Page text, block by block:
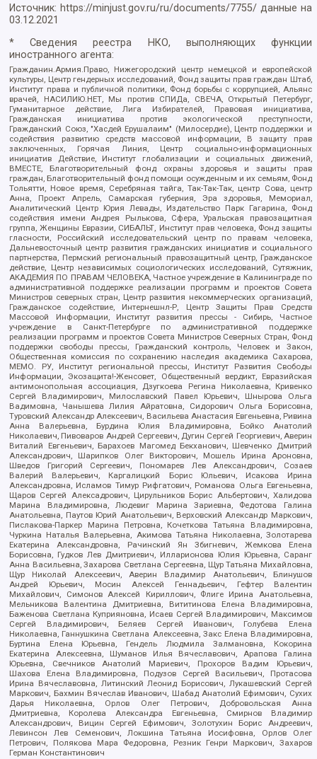
Источник: https://minjust.gov.ru/ru/documents/7755/ данные на
03.12.2021
* Сведения реестра НКО, выполняющих функции
иностранного агента:
Гражданин.Армия.Право, Нижегородский центр немецкой и европейской
культуры, Центр гендерных исследований, Фонд защиты прав граждан Штаб,
Институт права и публичной политики, Фонд борьбы с коррупцией, Альянс
врачей, НАСИЛИЮ.НЕТ, Мы против СПИДа, СВЕЧА, Открытый Петербург,
Гуманитарное действие, Лига Избирателей, Правовая инициатива,
Гражданская инициатива против экологической преступности,
Гражданский Союз, "Хасдей Ерушалаим" (Милосердие), Центр поддержки и
содействия развитию средств массовой информации, В защиту прав
заключенных, Горячая Линия, Центр социально-информационных
инициатив Действие, Институт глобализации и социальных движений,
ВМЕСТЕ, Благотворительный фонд охраны здоровья и защиты прав
граждан, Благотворительный фонд помощи осужденным и их семьям, Фонд
Тольятти, Новое время, Серебряная тайга, Так-Так-Так, центр Сова, центр
Анна, Проект Апрель, Самарская губерния, Эра здоровья, Мемориал,
Аналитический Центр Юрия Левады, Издательство Парк Гагарина, Фонд
содействия имени Андрея Рылькова, Сфера, Уральская правозащитная
группа, Женщины Евразии, СИБАЛЬТ, Институт прав человека, Фонд защиты
гласности, Российский исследовательский центр по правам человека,
Дальневосточный центр развития гражданских инициатив и социального
партнерства, Пермский региональный правозащитный центр, Гражданское
действие, Центр независимых социологических исследований, Сутяжник,
АКАДЕМИЯ ПО ПРАВАМ ЧЕЛОВЕКА, Частное учреждение в Калининграде по
административной поддержке реализации программ и проектов Совета
Министров северных стран, Центр развития некоммерческих организаций,
Гражданское содействие, Интернешнл-Р, Центр Защиты Прав Средств
Массовой Информации, Институт развития прессы - Сибирь, Частное
учреждение в Санкт-Петербурге по административной поддержке
реализации программ и проектов Совета Министров Северных Стран, Фонд
поддержки свободы прессы, Гражданский контроль, Человек и Закон,
Общественная комиссия по сохранению наследия академика Сахарова,
МЕМО. РУ, Институт региональной прессы, Институт Развития Свободы
Информации, Экозащита!-Женсовет, Общественный вердикт, Евразийская
антимонопольная ассоциация, Дзугкоева Регина Николаевна, Кривенко
Сергей Владимирович, Милославский Павел Юрьевич, Шнырова Ольга
Вадимовна, Чанышева Лилия Айратовна, Сидорович Ольга Борисовна,
Туровский Александр Алексеевич, Васильева Анастасия Евгеньевна, Ривина
Анна Валерьевна, Бурдина Юлия Владимировна, Бойко Анатолий
Николаевич, Пивоваров Андрей Сергеевич, Дугин Сергей Георгиевич, Аверин
Виталий Евгеньевич, Барахоев Магомед Бекханович, Шевченко Дмитрий
Александрович, Шарипков Олег Викторович, Мошель Ирина Ароновна,
Шведов Григорий Сергеевич, Пономарев Лев Александрович, Созаев
Валерий Валерьевич, Каргалицкий Борис Юльевич, Исакова Ирина
Александровна, Исламов Тимур Рифгатович, Романова Ольга Евгеньевна,
Щаров Сергей Алексадрович, Цирульников Борис Альбертович, Халидова
Марина Владимировна, Людевиг Марина Зариевна, Федотова Галина
Анатольевна, Паутов Юрий Анатольевич, Верховский Александр Маркович,
Пислакова-Паркер Марина Петровна, Кочеткова Татьяна Владимировна,
Чуркина Наталья Валерьевна, Акимова Татьяна Николаевна, Золотарева
Екатерина Александровна, Рачинский Ян Збигневич, Жемкова Елена
Борисовна, Гудков Лев Дмитриевич, Илларионова Юлия Юрьевна, Саранг
Анна Васильевна, Захарова Светлана Сергеевна, Щур Татьяна Михайловна,
Щур Николай Алексеевич, Аверин Владимир Анатольевич, Блинушов
Андрей Юрьевич, Мосин Алексей Геннадьевич, Гефтер Валентин
Михайлович, Симонов Алексей Кириллович, Флиге Ирина Анатольевна,
Мельникова Валентина Дмитриевна, Вититинова Елена Владимировна,
Баженова Светлана Куприяновна, Исаев Сергей Владимирович, Максимов
Сергей Владимирович, Беляев Сергей Иванович, Голубева Елена
Николаевна, Ганнушкина Светлана Алексеевна, Закс Елена Владимировна,
Буртина Елена Юрьевна, Гендель Людмила Залмановна, Кокорина
Екатерина Алексеевна, Шуманов Илья Вячеславович, Арапова Галина
Юрьевна, Свечников Анатолий Мариевич, Прохоров Вадим Юрьевич,
Шахова Елена Владимировна, Подузов Сергей Васильевич, Протасова
Ирина Вячеславовна, Литинский Леонид Борисович, Лукашевский Сергей
Маркович, Бахмин Вячеслав Иванович, Шабад Анатолий Ефимович, Сухих
Дарья Николаевна, Орлов Олег Петрович, Добровольская Анна
Дмитриевна, Королева Александра Евгеньевна, Смирнов Владимир
Александрович, Вицин Сергей Ефимович, Золотухин Борис Андреевич,
Левинсон Лев Семенович, Локшина Татьяна Иосифовна, Орлов Олег
Петрович, Полякова Мара Федоровна, Резник Генри Маркович, Захаров
Герман Константинович